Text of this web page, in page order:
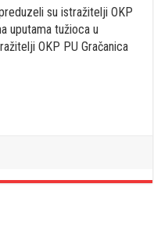
su istražitelji OKP
uputama tužioca u
OKP PU Gračanica